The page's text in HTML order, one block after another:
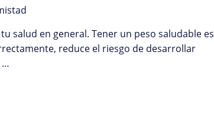
salud en general. Tener un peso saludable es
reduce el riesgo de desarrollar
…